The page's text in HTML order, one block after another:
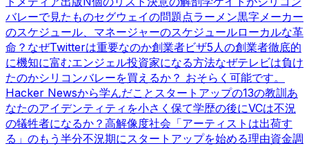
バレーで見たものセグウェイの問題点ラーメン黒字メーカー
のスケジュール、マネージャーのスケジュールローカルな革
命？ なぜTwitterは重要なのか創業者ビザ5人の創業者徹底的
に機知に富むエンジェル投資家になる方法なぜテレビは負け
たのかシリコンバレーを買えるか？ おそらく可能です。
Hacker Newsから学んだこと スタートアップの13の教訓 あ
なたのアイデンティティを小さく保て学歴の後にVCは不況
の犠牲者になるか？ 高解像度社会 「アーティストは出荷す
る」のもう半分不況期にスタートアップを始める理由資金調